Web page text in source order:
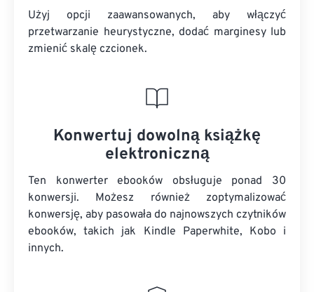
Użyj opcji zaawansowanych, aby włączyć
przetwarzanie heurystyczne, dodać marginesy lub
zmienić skalę czcionek.
Konwertuj dowolną książkę
elektroniczną
Ten konwerter ebooków obsługuje ponad 30
konwersji. Możesz również zoptymalizować
konwersję, aby pasowała do najnowszych czytników
ebooków, takich jak Kindle Paperwhite, Kobo i
innych.